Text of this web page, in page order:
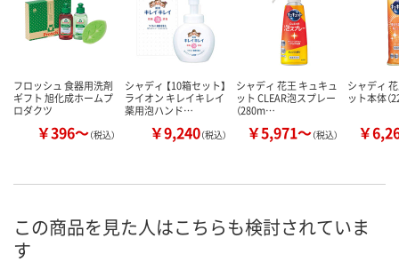
フロッシュ 食器用洗剤
ギフト 旭化成ホームプ
ロダクツ
￥396～（税込）
シャディ 【10箱セット】
ライオン キレイキレイ
薬用泡ハンド…
￥9,240（税込）
シャディ 花王 キュキュ
ット CLEAR泡スプレー
（280m…
￥5,971～（税込）
シャディ
ット本体（
￥
この商品を見た人はこちらも検討されていま
す